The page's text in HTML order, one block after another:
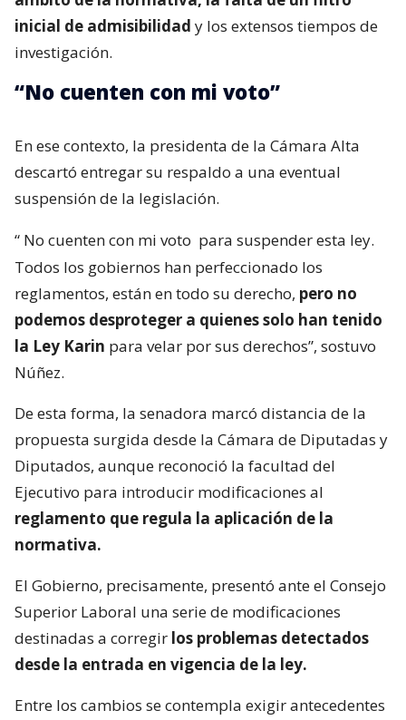
inicial de admisibilidad y los extensos tiempos de
investigación.
“No cuenten con mi voto”
En ese contexto, la presidenta de la Cámara Alta
descartó entregar su respaldo a una eventual
suspensión de la legislación.
“ No cuenten con mi voto para suspender esta ley.
Todos los gobiernos han perfeccionado los
reglamentos, están en todo su derecho, pero no
podemos desproteger a quienes solo han tenido
la Ley Karin para velar por sus derechos”, sostuvo
Núñez.
De esta forma, la senadora marcó distancia de la
propuesta surgida desde la Cámara de Diputadas y
Diputados, aunque reconoció la facultad del
Ejecutivo para introducir modificaciones al
reglamento que regula la aplicación de la
normativa.
El Gobierno, precisamente, presentó ante el Consejo
Superior Laboral una serie de modificaciones
destinadas a corregir los problemas detectados
desde la entrada en vigencia de la ley.
Entre los cambios se contempla exigir antecedentes